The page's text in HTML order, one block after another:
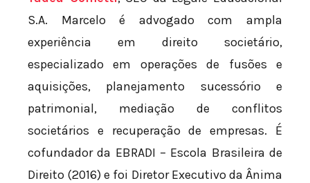
S.A. Marcelo é advogado com ampla
experiência em direito societário,
especializado em operações de fusões e
aquisições, planejamento sucessório e
patrimonial, mediação de conflitos
societários e recuperação de empresas. É
cofundador da EBRADI – Escola Brasileira de
Direito (2016) e foi Diretor Executivo da Ânima